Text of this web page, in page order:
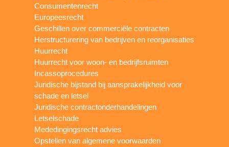
Consumentenrecht
Europeesrecht
Geschillen over commerciële contracten
Herstructurering van bedrijven en reorganisaties
Huurrecht
Huurrecht voor woon- en bedrijfsruimten
Incassoprocedures
Juridische bijstand bij aansprakelijkheid voor
schade en letsel
Juridische contractonderhandelingen
Letselschade
Mededingingsrecht advies
Opstellen van algemene voorwaarden